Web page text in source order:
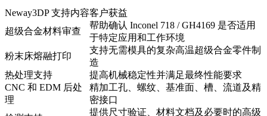
Neway3DP 支持内容客户获益
超级合金材料审查
帮助确认 Inconel 718 / GH4169 是否适用
于特定应用和工作环境
粉末床熔融打印
支持无需模具的复杂高温超级合金零件制
造
热处理支持
提高机械稳定性并满足最终性能要求
CNC 和 EDM 后处
理
精加工孔、螺纹、基准面、槽、流道及精
密接口
提供尺寸验证、材料文档及必要时的高级